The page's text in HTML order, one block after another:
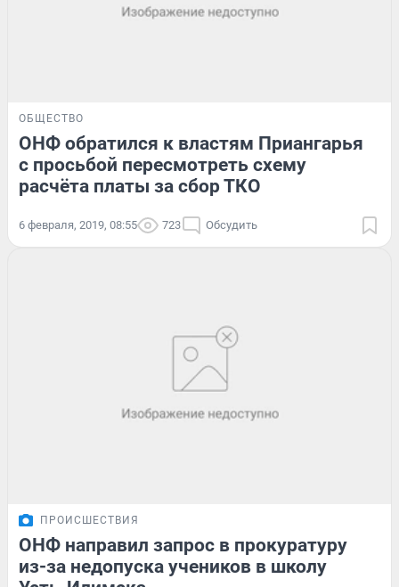
ОБЩЕСТВО
ОНФ обратился к властям Приангарья
с просьбой пересмотреть схему
расчёта платы за сбор ТКО
6 февраля, 2019, 08:55 723 Обсудить
ПРОИСШЕСТВИЯ
ОНФ направил запрос в прокуратуру
из-за недопуска учеников в школу